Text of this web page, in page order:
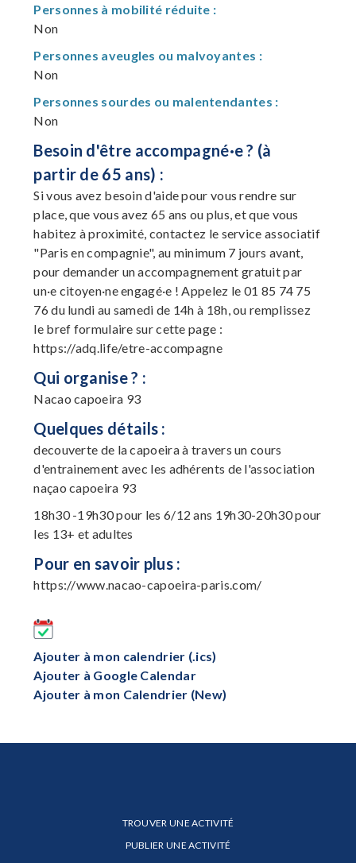
Personnes à mobilité réduite :
Non
Personnes aveugles ou malvoyantes :
Non
Personnes sourdes ou malentendantes :
Non
Besoin d'être accompagné·e ? (à
partir de 65 ans) :
Si vous avez besoin d'aide pour vous rendre sur
place, que vous avez 65 ans ou plus, et que vous
habitez à proximité, contactez le service associatif
"Paris en compagnie", au minimum 7 jours avant,
pour demander un accompagnement gratuit par
un·e citoyen·ne engagé·e ! Appelez le 01 85 74 75
76 du lundi au samedi de 14h à 18h, ou remplissez
le bref formulaire sur cette page :
https://adq.life/etre-accompagne
Qui organise ? :
Nacao capoeira 93
Quelques détails :
decouverte de la capoeira à travers un cours
d'entrainement avec les adhérents de l'association
naçao capoeira 93
18h30 -19h30 pour les 6/12 ans 19h30-20h30 pour
les 13+ et adultes
Pour en savoir plus :
https://www.nacao-capoeira-paris.com/
Ajouter à mon calendrier (.ics)
Ajouter à Google Calendar
Ajouter à mon Calendrier (New)
TROUVER UNE ACTIVITÉ
PUBLIER UNE ACTIVITÉ